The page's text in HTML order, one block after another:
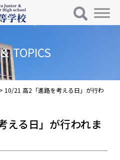
ン
TOPICS
> 10/21 高2「進路を考える日」が行わ
える日」が行われま